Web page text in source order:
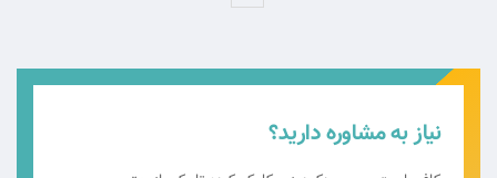
نیاز به مشاوره دارید؟